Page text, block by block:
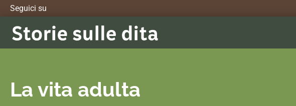
contenuto
Seguici su
La vita adulta